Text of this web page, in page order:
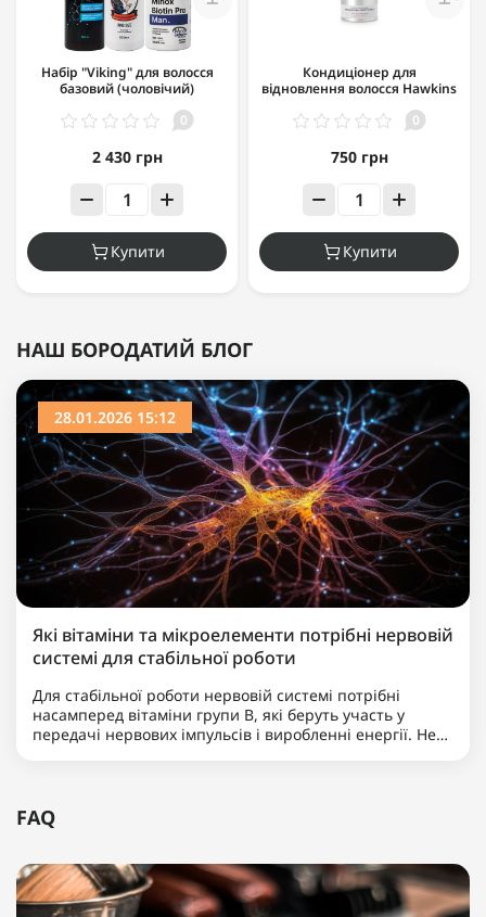
Набір "Viking" для волосся
базовий (чоловічий)
0
2 430 грн
Купити
Кондиціонер для
відновлення волосся Hawkins
Conditioner 300 мл
0
750 грн
Купити
НАШ БОРОДАТИЙ БЛОГ
28.01.2026 15:12
Які вітаміни та мікроелементи потрібні нервовій
системі для стабільної роботи
Для стабільної роботи нервовій системі потрібні
насамперед вітаміни групи B, які беруть участь у
передачі нервових імпульсів і виробленні енергії. Не
FAQ